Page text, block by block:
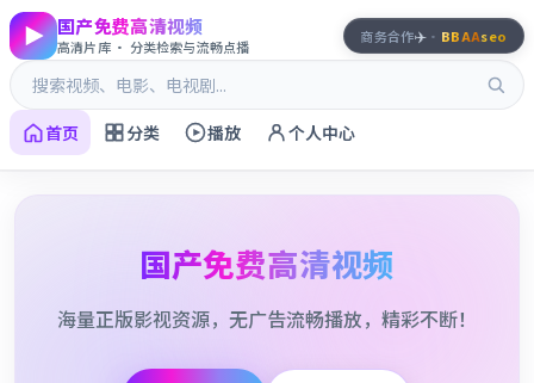
国产免费高清视频
高清片库 · 分类检索与流畅点播
首页 分类 播放 个人中心
商务合作✈️ · BBAAseo
国产免费高清视频
海量正版影视资源，无广告流畅播放，精彩不断！